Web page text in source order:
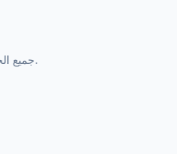
© 2026 Genra.ai. جميع الحقوق محفوظة.